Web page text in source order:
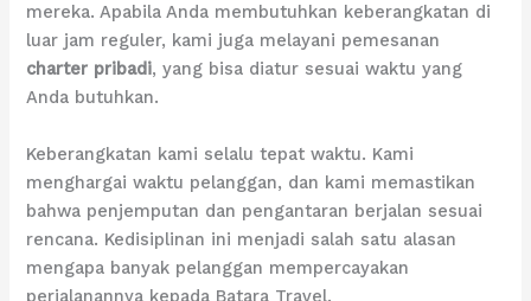
mereka. Apabila Anda membutuhkan keberangkatan di
luar jam reguler, kami juga melayani pemesanan
charter pribadi, yang bisa diatur sesuai waktu yang
Anda butuhkan.
Keberangkatan kami selalu tepat waktu. Kami
menghargai waktu pelanggan, dan kami memastikan
bahwa penjemputan dan pengantaran berjalan sesuai
rencana. Kedisiplinan ini menjadi salah satu alasan
mengapa banyak pelanggan mempercayakan
perjalanannya kepada Batara Travel.